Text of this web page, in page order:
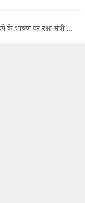
राजनाथ सिंह का निशाना, बोले- 125 साल जीवित रहें